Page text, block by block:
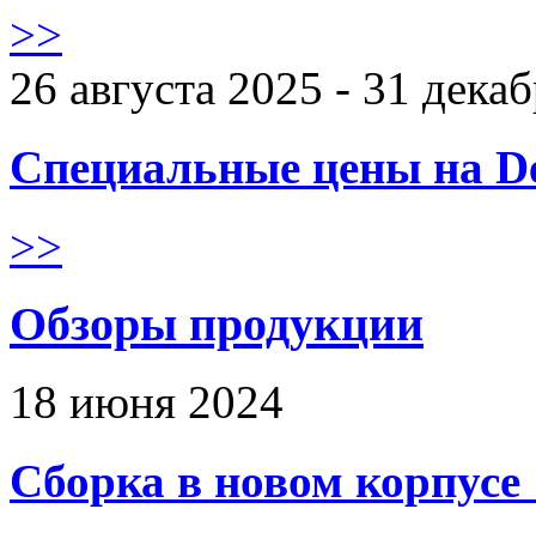
>>
26 августа 2025 - 31
Специальные цены на
>>
Обзоры продукции
18 июня 2024
Сборка в новом